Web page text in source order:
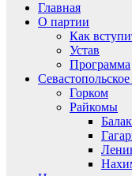
Главная
О партии
Как
Устав
Программа
Горком
Райкомы